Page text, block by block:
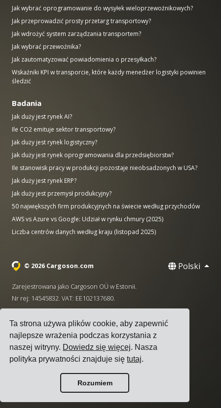
Ta strona używa plików cookie, aby zapewnić
najlepsze wrażenia podczas korzystania z
naszej witryny. Dowiedz się więcej. Nasza
polityka prywatności znajduje siętutaj.
Rozumiem
Jak wybrać oprogramowanie do wysyłek wieloprzewoźnikowych?
Jak przeprowadzić prosty przetarg transportowy?
Jak wdrożyć system zarządzania transportem?
Jak wybrać przewoźnika?
Jak zautomatyzować powiadomienia o przesyłkach?
Wskaźniki KPI w transporcie, które każdy menedżer logistyki powinien
śledzić
Badania
Jak duży jest rynek AI?
Ile CO2 emituje sektor transportowy?
Jak duży jest rynek logistyczny?
Jak duży jest rynek oprogramowania dla przedsiębiorstw?
Ile stanowisk pracy w produkcji pozostaje nieobsadzonych w USA?
Jak duży jest rynek ERP?
Jak duży jest przemysł produkcyjny?
50 największych firm produkcyjnych na świecie według przychodów
AWS vs Azure vs Google: Udział w rynku chmury (2025)
Liczba centrów danych według kraju (listopad 2025)
© 2026 Cargoson.com Polski
Zarejestrowana jako Cargoson OÜ w Estonii.
Nr rej: 14545832. VAT: EE102137680.
+372 5555 0028 · hello@cargoson.com
Warunki korzystania z usługi|Polityka Prywatności
Polityka plików cookie